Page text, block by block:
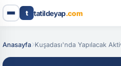
t tatildeyap.com
Anasayfa Kuşadası'nda Yapılacak